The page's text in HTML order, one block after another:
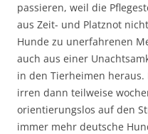
passieren, weil die
aus Zeit- und Platznot
Hunde zu unerfahrenen
auch aus einer
in den Tierheimen
irren dann teilweise
orientierungslos auf den
immer mehr deutsche